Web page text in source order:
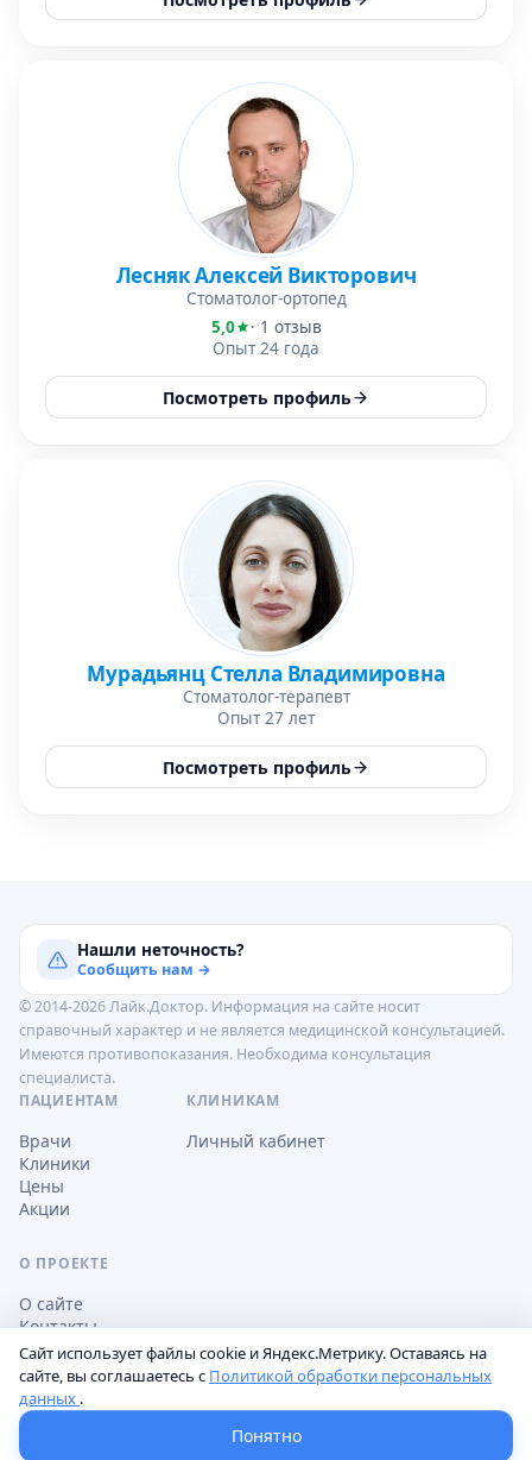
Лесняк Алексей Викторович
Стоматолог-ортопед
5,0
· 1 отзыв
Опыт 24 года
Посмотреть профиль
Мурадьянц Стелла Владимировна
Стоматолог-терапевт
Опыт 27 лет
Посмотреть профиль
Нашли неточность?
Сообщить нам →
© 2014-2026 Лайк.Доктор. Информация на сайте носит
справочный характер и не является медицинской консультацией.
Имеются противопоказания. Необходима консультация
специалиста.
ПАЦИЕНТАМ
Врачи
Клиники
Цены
Акции
КЛИНИКАМ
Личный кабинет
О ПРОЕКТЕ
О сайте
Контакты
Обработка персональных данных
Пользовательское соглашениеНастройки cookie
Сайт использует файлы cookie и Яндекс.Метрику. Оставаясь на
сайте, вы соглашаетесь с Политикой обработки персональных
данных .
Понятно